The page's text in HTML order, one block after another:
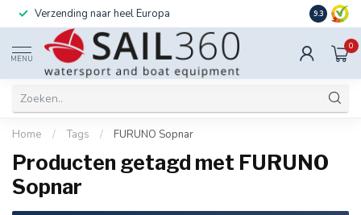
Verzending naar heel Europa Ook
9.3
MENU
0
Home / Tags / FURUNO Sopnar
Producten getagd met FURUNO
Sopnar